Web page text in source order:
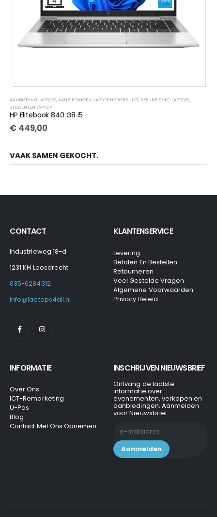
AANBIEDING LAPTOPS, AANBIEDINGEN, LAPTOP HP GEBRUIKT, REFURBISHED LAPTOPS,
STUDENTEN LAPTOP
HP Elitebook 840 G8 i5
€ 449,00
VAAK SAMEN GEKOCHT.
CONTACT
Industrieweg 18-d
1231 KH Loosdrecht
035-6284312
info@laptops4all.nl
KLANTENSERVICE
Levering
Betalen En Bestellen
Retourneren
Veel Gestelde Vragen
Algemene Voorwaarden
Privacy Beleid
INFORMATIE
Over Ons
ICT-Remarketing
U-Pas
Blog
Contact Met Ons Opnemen
INSCHRIJVEN NIEUWSBRIEF
Ontvang de laatste
informatie over
evenementen, verkopen en
aanbiedingen. Aanmelden
voor Nieuwsbrief: